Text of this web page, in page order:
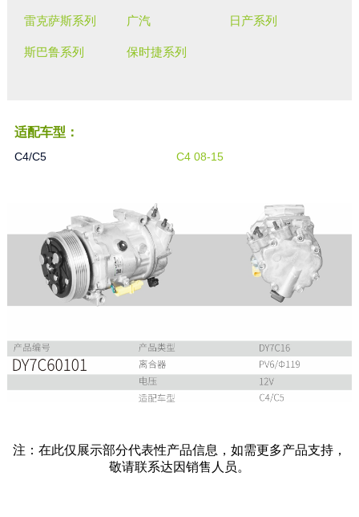
雷克萨斯系列 广汽 日产系列
斯巴鲁系列 保时捷系列
适配车型：
C4/C5 C4 08-15
注：在此仅展示部分代表性产品信息，如需更多产品支持，
敬请联系达因销售人员。